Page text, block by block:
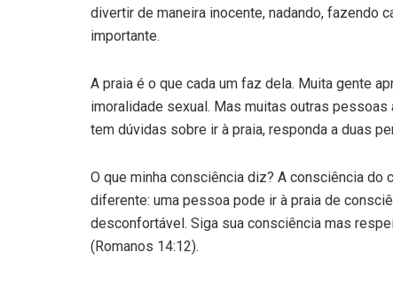
divertir de maneira inocente, nadando, fazendo
importante.
A praia é o que cada um faz dela. Muita gente
imoralidade sexual. Mas muitas outras
tem dúvidas sobre ir à praia, responda a duas
O que minha consciência diz? A consciência do
diferente: uma pessoa pode ir à praia de
desconfortável. Siga sua consciência mas
(Romanos 14:12).